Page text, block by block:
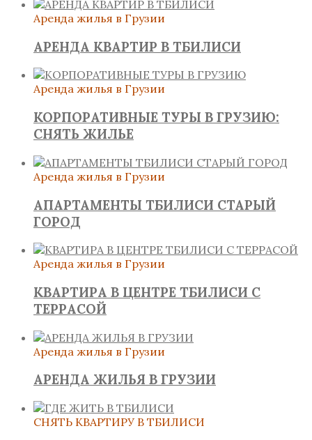
Аренда жилья в Грузии
АРЕНДА КВАРТИР В ТБИЛИСИ
Аренда жилья в Грузии
КОРПОРАТИВНЫЕ ТУРЫ В ГРУЗИЮ:
СНЯТЬ ЖИЛЬЕ
Аренда жилья в Грузии
АПАРТАМЕНТЫ ТБИЛИСИ СТАРЫЙ
ГОРОД
Аренда жилья в Грузии
КВАРТИРА В ЦЕНТРЕ ТБИЛИСИ С
ТЕРРАСОЙ
Аренда жилья в Грузии
АРЕНДА ЖИЛЬЯ В ГРУЗИИ
СНЯТЬ КВАРТИРУ В ТБИЛИСИ